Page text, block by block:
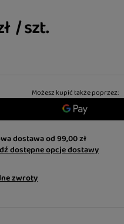
/szt.
Możesz kupić także poprzez:
dostawaod99,00 zł
dostępne opcje dostawy
zwroty